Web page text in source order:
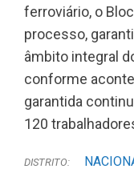
ferroviário, o
processo,
âmbito integral
conforme
garantida
120
DISTRITO: